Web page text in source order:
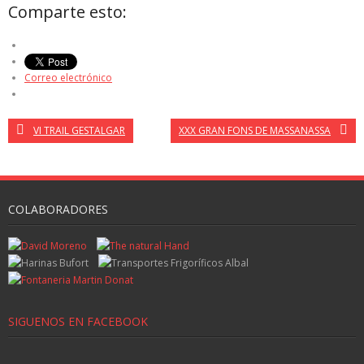
Comparte esto:
Correo electrónico
VI TRAIL GESTALGAR XXX GRAN FONS DE MASSANASSA
COLABORADORES
SIGUENOS EN FACEBOOK